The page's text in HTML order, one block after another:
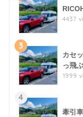
4437
3
カセ
っ飛ぶ
1999
4
牽引